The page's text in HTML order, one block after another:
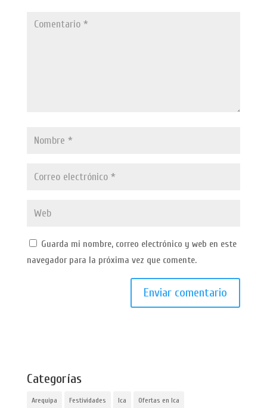
Guarda mi nombre, correo electrónico y web en este
navegador para la próxima vez que comente.
Categorías
Arequipa Festividades Ica Ofertas en Ica